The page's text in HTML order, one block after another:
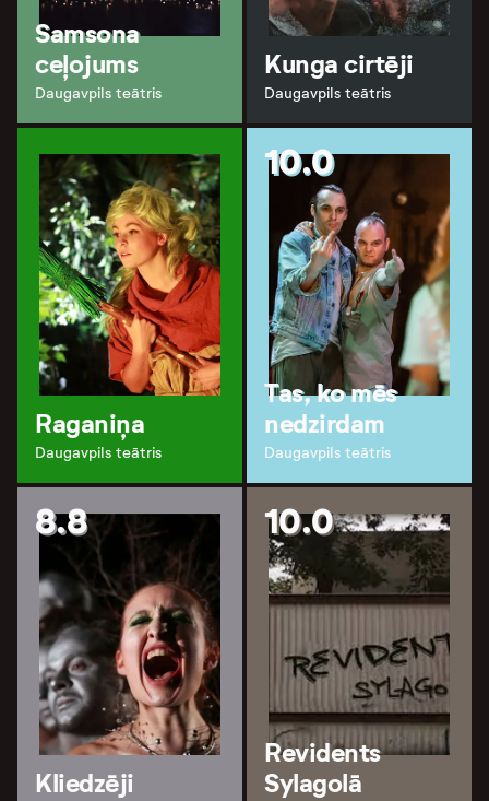
Samsona
ceļojums
Daugavpils teātris
Kunga cirtēji
Daugavpils teātris
Raganiņa
Daugavpils teātris
10.0
Tas, ko mēs
nedzirdam
Daugavpils teātris
8.8
Kliedzēji
10.0
Revidents
Sylagolā